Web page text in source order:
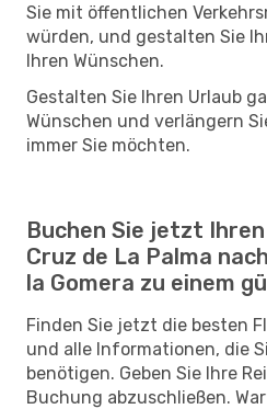
Sie mit öffentlichen
würden, und gestalten Sie
Ihren Wünschen.
Gestalten Sie Ihren Urlaub
Wünschen und verlängern
immer Sie möchten.
Buchen Sie jetzt
Cruz de La Palma
la Gomera zu einem
Finden Sie jetzt die besten
und alle Informationen, die
benötigen. Geben Sie Ihre
Buchung abzuschließen.